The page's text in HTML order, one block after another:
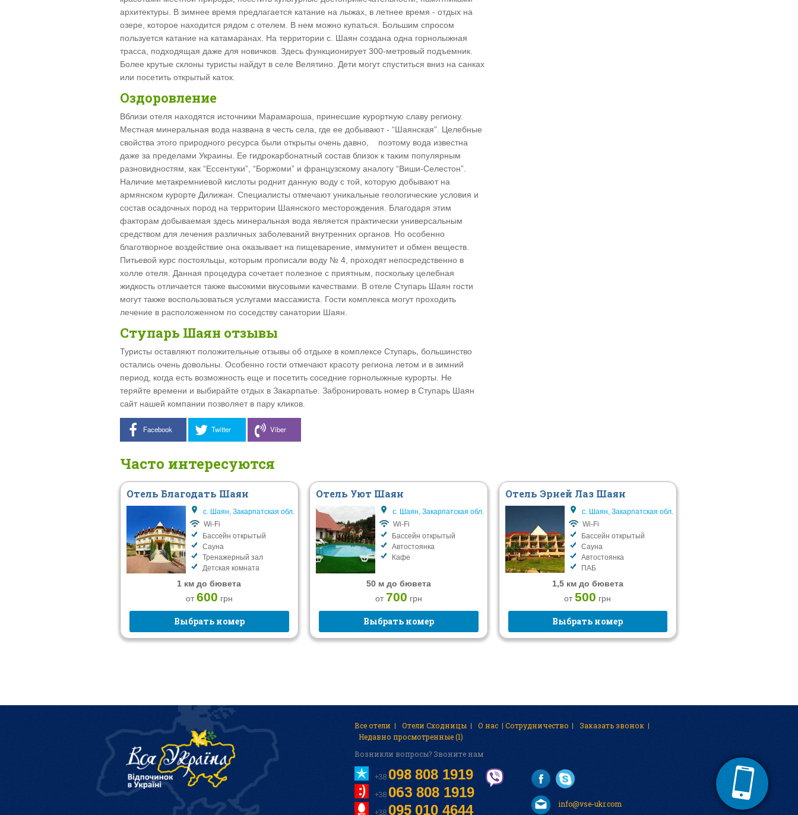
архитектуры. В зимнее время предлагается катание на лыжах, в летнее время - отдых на
озере, которое находится рядом с отелем. В нем можно купаться. Большим спросом
пользуется катание на катамаранах. На территории с. Шаян создана одна горнолыжная
трасса, подходящая даже для новичков. Здесь функционирует 300-метровый подъемник.
Более крутые склоны туристы найдут в селе Велятино. Дети могут спуститься вниз на санках
или посетить открытый каток.
Оздоровление
Вблизи отеля находятся источники Марамароша, принесшие курортную славу региону.
Местная минеральная вода названа в честь села, где ее добывают - “Шаянская”. Целебные
свойства этого природного ресурса были открыты очень давно, поэтому вода известна
даже за пределами Украины. Ее гидрокарбонатный состав близок к таким популярным
разновидностям, как “Ессентуки”, “Боржоми” и французскому аналогу “Виши-Селестон”.
Наличие метакремниевой кислоты роднит данную воду с той, которую добывают на
армянском курорте Дилижан. Специалисты отмечают уникальные геологические условия и
состав осадочных пород на территории Шаянского месторождения. Благодаря этим
факторам добываемая здесь минеральная вода является практически универсальным
средством для лечения различных заболеваний внутренних органов. Но особенно
благотворное воздействие она оказывает на пищеварение, иммунитет и обмен веществ.
Питьевой курс постояльцы, которым прописали воду № 4, проходят непосредственно в
холле отеля. Данная процедура сочетает полезное с приятным, поскольку целебная
жидкость отличается также высокими вкусовыми качествами. В отеле Ступарь Шаян гости
могут также воспользоваться услугами массажиста. Гости комплекса могут проходить
лечение в расположенном по соседству санатории Шаян.
Ступарь Шаян отзывы
Туристы оставляют положительные отзывы об отдыхе в комплексе Ступарь, большинство
остались очень довольны. Особенно гости отмечают красоту региона летом и в зимний
период, когда есть возможность еще и посетить соседние горнолыжные курорты. Не
теряйте времени и выбирайте отдых в Закарпатье. Забронировать номер в Ступарь Шаян
сайт нашей компании позволяет в пару кликов.
Facebook Twitter Viber
Часто интересуются
Отель Благодать Шаян
с. Шаян, Закарпатская обл.
Wi-Fi
Бассейн открытый
Сауна
Тренажерный зал
Детская комната
1 км до бювета
от600 грн
Выбрать номер
Отель Уют Шаян
с. Шаян, Закарпатская обл.
Wi-Fi
Бассейн открытый
Автостоянка
Кафе
50 м до бювета
от700 грн
Выбрать номер
Отель Эрней Лаз Шаян
с. Шаян, Закарпатская обл.
Wi-Fi
Бассейн открытый
Сауна
Автостоянка
ПАБ
1,5 км до бювета
от500 грн
Выбрать номер
Все отели Отели Сходницы О нас Cотрудничество
Заказать звонок
Недавно просмотренные (1)
Возникли вопросы? Звоните нам
+38 098 808 1919
+38 063 808 1919
+38 095 010 4644 info@vse-ukr.com